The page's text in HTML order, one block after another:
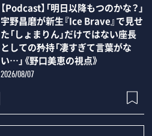
【Podcast】「明日以降もつのかな？」
宇野昌磨が新生『Ice Brave』で見せ
た「しょまりん」だけではない座長
としての矜持「凄すぎて言葉がな
い…」《野口美恵の視点》
2026/08/07